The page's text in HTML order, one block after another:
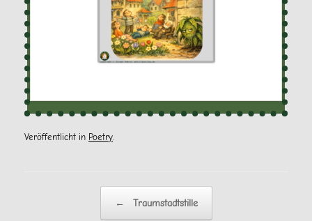
Veröffentlicht in Poetry
← Traumstadtstille